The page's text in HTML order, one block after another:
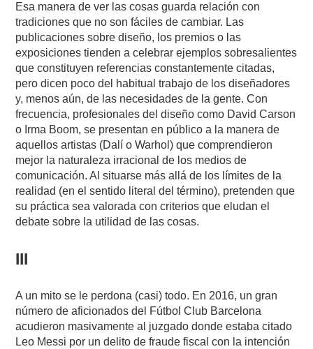
Esa manera de ver las cosas guarda relación con
tradiciones que no son fáciles de cambiar. Las
publicaciones sobre diseño, los premios o las
exposiciones tienden a celebrar ejemplos sobresalientes
que constituyen referencias constantemente citadas,
pero dicen poco del habitual trabajo de los diseñadores
y, menos aún, de las necesidades de la gente. Con
frecuencia, profesionales del diseño como David Carson
o Irma Boom, se presentan en público a la manera de
aquellos artistas (Dalí o Warhol) que comprendieron
mejor la naturaleza irracional de los medios de
comunicación. Al situarse más allá de los límites de la
realidad (en el sentido literal del término), pretenden que
su práctica sea valorada con criterios que eludan el
debate sobre la utilidad de las cosas.
III
A un mito se le perdona (casi) todo. En 2016, un gran
número de aficionados del Fútbol Club Barcelona
acudieron masivamente al juzgado donde estaba citado
Leo Messi por un delito de fraude fiscal con la intención